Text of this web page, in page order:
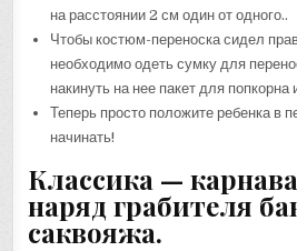
на расстоянии 2 см один от одного..
Чтобы костюм-переноска сидел
необходимо одеть сумку для
накинуть на нее пакет для попкорна
Теперь просто положите ребенка в
начинать!
Классика —
наряд грабителя
саквояжа.